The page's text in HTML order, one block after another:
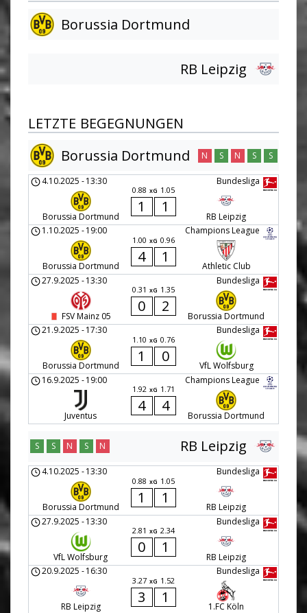
Borussia Dortmund
RB Leipzig
LETZTE BEGEGNUNGEN
Borussia Dortmund
N S N S S
Bundesliga
4.10.2025 -13:30
Borussia Dortmund
0.88 xG 1.05
1 1
RB Leipzig
Champions League
1.10.2025 -19:00
Borussia Dortmund
1.00 xG 0.96
4 1
Athletic Club
Bundesliga
27.9.2025 -13:30
FSV Mainz 05
0.31 xG 1.35
0 2
Borussia Dortmund
Bundesliga
21.9.2025 -17:30
Borussia Dortmund
1.10 xG 0.76
1 0
VfL Wolfsburg
Champions League
16.9.2025 -19:00
Juventus
1.92 xG 1.71
4 4
Borussia Dortmund
RB Leipzig
S S N S N
Bundesliga
4.10.2025 -13:30
Borussia Dortmund
0.88 xG 1.05
1 1
RB Leipzig
Bundesliga
27.9.2025 -13:30
VfL Wolfsburg
2.81 xG 2.34
0 1
RB Leipzig
Bundesliga
20.9.2025 -16:30
RB Leipzig
3.27 xG 1.52
3 1
1.FC Köln